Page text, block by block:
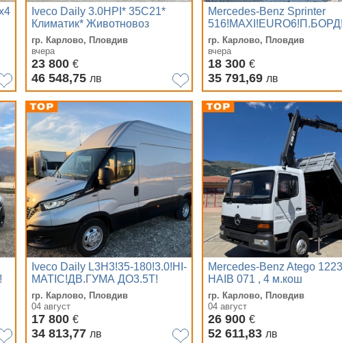
Iveco Daily 3.0HPI* 35C21*
Климатик* Животновоз
гр. Карлово, Пловдив
вчера
23 800 €
46 548,75 лв
Mercedes-Benz Sprinter
3.5Т!
гр. Карлово, Пловдив
вчера
18 300 €
35 791,69 лв
Iveco Daily L3H3!35-180!3.0!HI-
MATIC!ДВ.ГУМА ДО3.5Т!
гр. Карлово, Пловдив
04 август
17 800 €
34 813,77 лв
Mercedes-Benz Atego 1223
HAIB 071 , 4 м.кош
гр. Карлово, Пловдив
04 август
26 900 €
52 611,83 лв